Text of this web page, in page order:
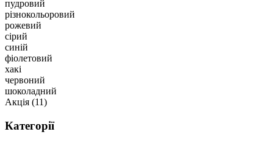
пудровий
різнокольоровий
рожевий
сірий
синій
фіолетовий
хакі
червоний
шоколадний
Акція (11)
Категорії